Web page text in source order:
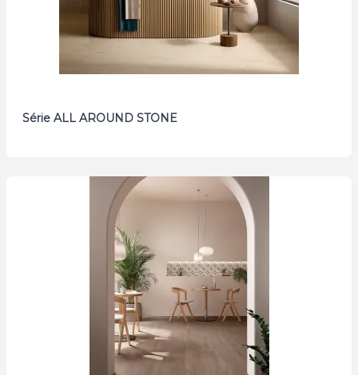
Série ALL AROUND STONE